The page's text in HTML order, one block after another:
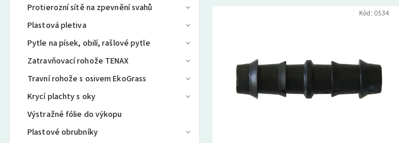
Protierozní sítě na zpevnění svahů
Plastová pletiva
Pytle na písek, obilí, rašlové pytle
Zatravňovací rohože TENAX
Travní rohože s osivem EkoGrass
Krycí plachty s oky
Výstražné fólie do výkopu
Plastové obrubníky
Kód:0534